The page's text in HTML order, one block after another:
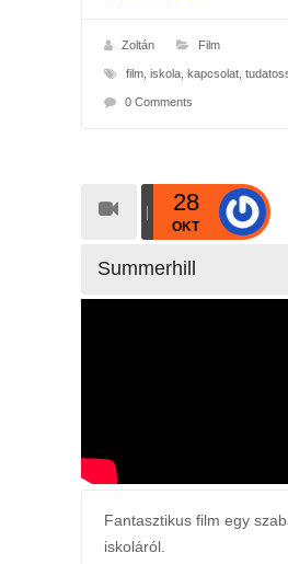
Zoltán Film
film, iskola, kapcsolat,
0 Comments
28
OKT
Summerhill
Fantasztikus film egy
iskoláról.